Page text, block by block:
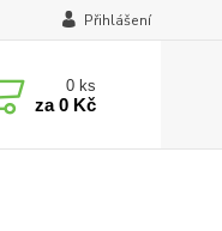
Přihlášení
0 ks
za0 Kč